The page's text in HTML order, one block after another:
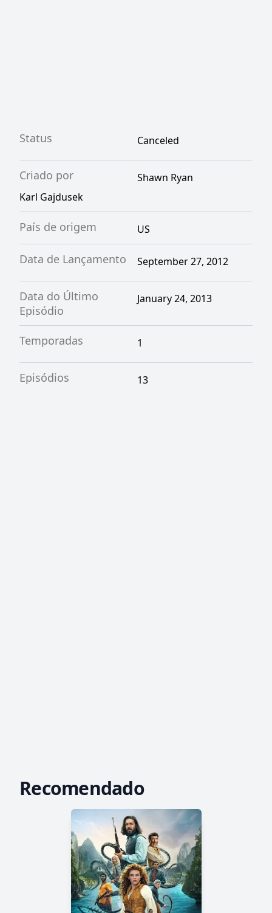
Status Canceled
Criado por
Shawn Ryan
Karl Gajdusek
País de origem US
Data de Lançamento September 27, 2012
Data do Último
Episódio
January 24, 2013
Temporadas 1
Episódios 13
Recomendado